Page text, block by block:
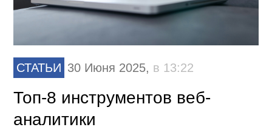
СТАТЬИ 30 Июня 2025, в 13:22
Топ-8 инструментов веб-
аналитики